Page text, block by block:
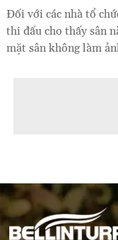
Đối với các nhà tổ
thi đấu cho thấy sân
mặt sân không làm